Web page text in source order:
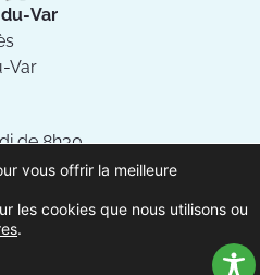
Var
Var
de 8h30
vous offrir la meilleure
les cookies que nous utilisons ou
.